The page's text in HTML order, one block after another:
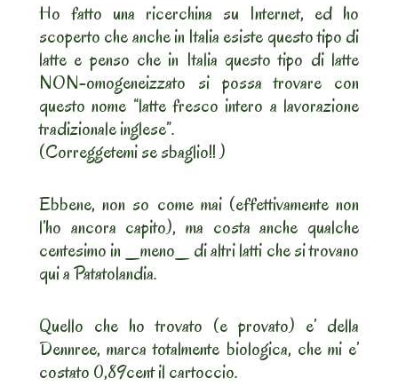
Ho fatto una ricerchina su Internet, ed ho
scoperto che anche in Italia esiste questo tipo di
latte e penso che in Italia questo tipo di latte
NON-omogeneizzato si possa trovare con
questo nome “latte fresco intero a lavorazione
tradizionale inglese”.
(Correggetemi se sbaglio!! )
Ebbene, non so come mai (effettivamente non
l’ho ancora capito), ma costa anche qualche
centesimo in _meno_ di altri latti che si trovano
qui a Patatolandia.
Quello che ho trovato (e provato) e’ della
Dennree, marca totalmente biologica, che mi e’
costato 0,89cent il cartoccio.